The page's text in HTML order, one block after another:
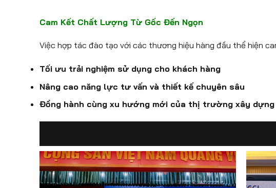
Cam Kết Chất Lượng Từ Gốc Đến Ngọn
Việc hợp tác đào tạo với các thương hiệu hàng đầu thể hiện
Tối ưu trải nghiệm sử dụng cho khách hàng
Nâng cao năng lực tư vấn và thiết kế chuyên sâu
Đồng hành cùng xu hướng mới của thị trường xây